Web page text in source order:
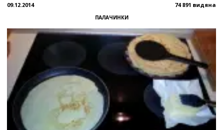
09.12.2014 74 891 видяна
ПАЛАЧИНКИ